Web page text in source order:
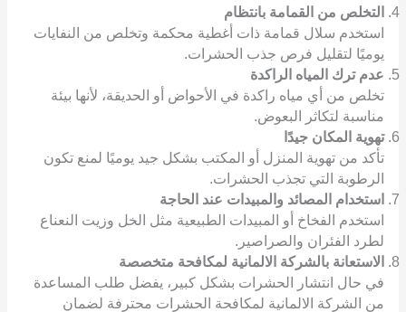
التخلص من القمامة بانتظام
استخدم سلال قمامة ذات أغطية محكمة وتخلص من النفايات
يوميًا لتقليل فرص جذب الحشرات.
عدم ترك المياه الراكدة
تخلص من أي مياه راكدة في الأحواض أو الحديقة، لأنها بيئة
مناسبة لتكاثر البعوض.
تهوية المكان جيدًا
تأكد من تهوية المنزل أو المكتب بشكل جيد يوميًا لمنع تكون
الرطوبة التي تجذب الحشرات.
استخدام المصائد والمبيدات عند الحاجة
استخدم الفخاخ أو المبيدات الطبيعية مثل الخل وزيت النعناع
لطرد الفئران والصراصير.
الاستعانة بالشركة الالمانية لمكافحة متخصصة
في حال انتشار الحشرات بشكل كبير، يفضل طلب المساعدة
من الشركة الالمانية لمكافحة الحشرات محترفة لضمان